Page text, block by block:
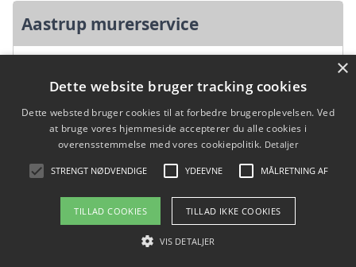
Aastrup murerservice
Ansatte: 0
Startdato: 05. november 2012,
Virksomhedsform:
Enkeltmandsvirksomhed
CVR: 34328714
×
Dette website bruger tracking cookies
Dette websted bruger cookies til at forbedre brugeroplevelsen. Ved
at bruge vores hjemmeside accepterer du alle cookies i
overensstemmelse med vores cookiepolitik. Detaljer
STRENGT NØDVENDIGE YDEEVNE MÅLRETNING AF
TILLAD COOKIES TILLAD IKKE COOKIES
VIS DETALJER